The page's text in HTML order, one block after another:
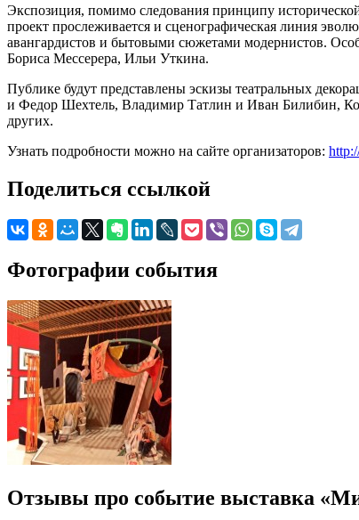
Экспозиция, помимо следования принципу
проект прослеживается и сценографическая линия
авангардистов и бытовыми сюжетами модернистов.
Бориса Мессерера, Ильи Уткина.
Публике будут представлены эскизы театральных
и Федор Шехтель, Владимир Татлин и Иван Билибин,
других.
Узнать подробности можно на сайте организаторов:
Поделиться ссылкой
Фотографии события
Отзывы про событие выставка